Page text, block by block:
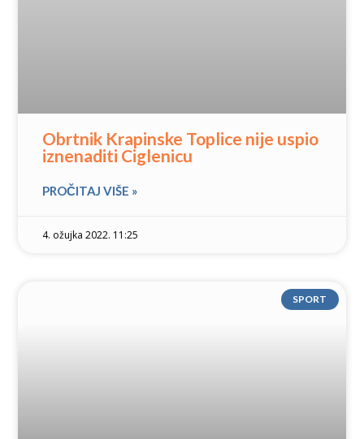
Obrtnik Krapinske Toplice nije uspio
iznenaditi Ciglenicu
PROČITAJ VIŠE »
4. ožujka 2022. 11:25
SPORT